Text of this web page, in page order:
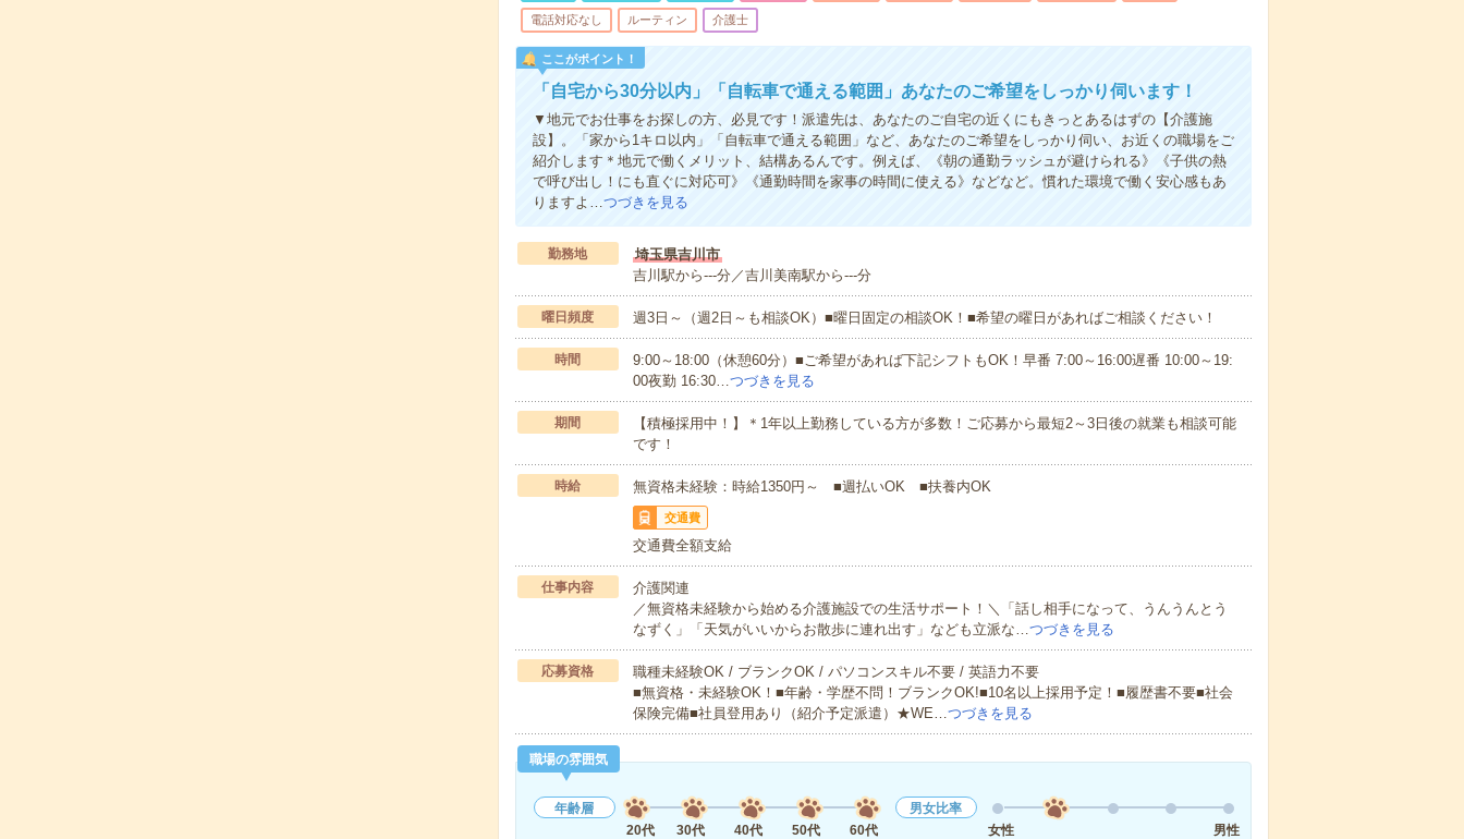
電話対応なし ルーティン 介護士
ここがポイント！
「自宅から30分以内」「自転車で通える範囲」あなたのご希望をしっかり伺います！
▼地元でお仕事をお探しの方、必見です！派遣先は、あなたのご自宅の近くにもきっとあるはずの【介護施
設】。「家から1キロ以内」「自転車で通える範囲」など、あなたのご希望をしっかり伺い、お近くの職場をご
紹介します＊地元で働くメリット、結構あるんです。例えば、《朝の通勤ラッシュが避けられる》《子供の熱
で呼び出し！にも直ぐに対応可》《通勤時間を家事の時間に使える》などなど。慣れた環境で働く安心感もあ
りますよ…つづきを見る
勤務地
埼玉県吉川市
吉川駅から---分／吉川美南駅から---分
曜日頻度 週3日～（週2日～も相談OK）■曜日固定の相談OK！■希望の曜日があればご相談ください！
時間
9:00～18:00（休憩60分）■ご希望があれば下記シフトもOK！早番 7:00～16:00遅番 10:00～19:
00夜勤 16:30…つづきを見る
期間
【積極採用中！】＊1年以上勤務している方が多数！ご応募から最短2～3日後の就業も相談可能
です！
時給 無資格未経験：時給1350円～ ■週払いOK ■扶養内OK
交通費
交通費全額支給
仕事内容
介護関連
／無資格未経験から始める介護施設での生活サポート！＼「話し相手になって、うんうんとう
なずく」「天気がいいからお散歩に連れ出す」なども立派な…つづきを見る
応募資格
職種未経験OK / ブランクOK / パソコンスキル不要 / 英語力不要
■無資格・未経験OK！■年齢・学歴不問！ブランクOK!■10名以上採用予定！■履歴書不要■社会
保険完備■社員登用あり（紹介予定派遣）★WE…つづきを見る
職場の雰囲気
年齢層
20代
30代 40代 50代 60代
男女比率
女性
男性